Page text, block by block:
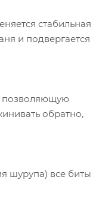
стабильная
и подвергается
позволяющую
обратно,
шурупа) все биты